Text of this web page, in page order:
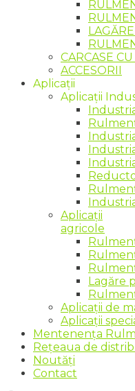
CARCASE
ACCESORII
Aplicații
Aplicații
Aplicații
agricole
Lagăre
Aplicații de
Aplicații
Mentenența
Rețeaua de
Noutăți
Contact